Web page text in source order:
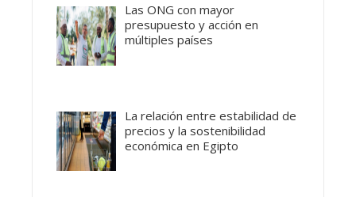
Las ONG con mayor
presupuesto y acción en
múltiples países
La relación entre estabilidad de
precios y la sostenibilidad
económica en Egipto